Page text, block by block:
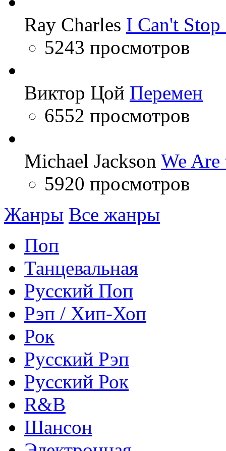
Ray Charles I Can't
5243 просмотров
Виктор Цой Перемен
6552 просмотров
Michael Jackson We
5920 просмотров
Жанры Все жанры
Поп
Танцевальная
Русский Поп
Рэп / Хип-Хоп
Рок
Русский Рэп
Русский Рок
R&B
Шансон